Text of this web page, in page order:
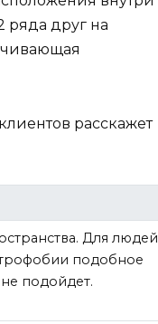
ряда друг на
расскажет
Для людей
подобное
подойдет.